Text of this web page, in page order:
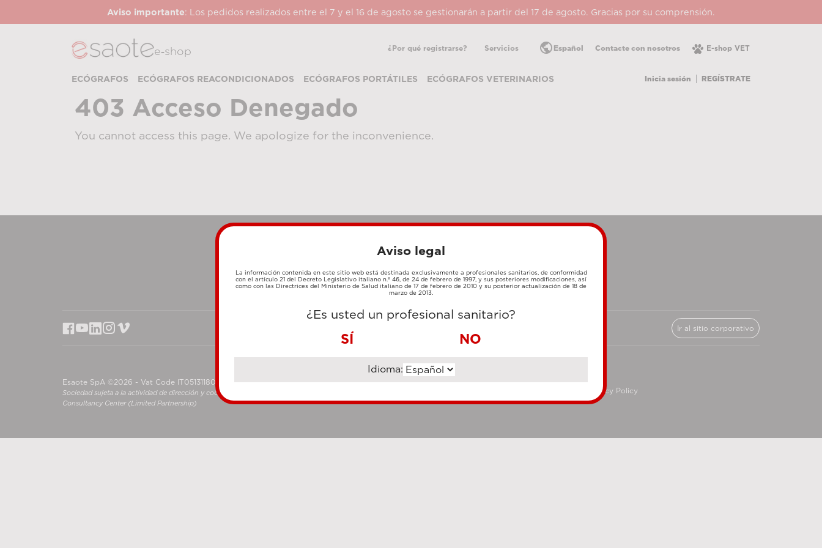
Aviso importante: Los pedidos realizados entre el 7 y el 16 de agosto se gestionarán a partir del 17 de agosto. Gracias por su comprensión.
e‑shop ¿Por qué registrarse? Servicios E-shop VET
Contacte con nosotros
public Español
ECÓGRAFOS ECÓGRAFOS REACONDICIONADOS ECÓGRAFOS PORTÁTILES ECÓGRAFOS VETERINARIOS Inicia sesión REGÍSTRATE
403 Acceso Denegado
You cannot access this page. We apologize for the inconvenience.
TARJETA
DE
TRANSFERENCIA
BANCARIA
Ir al sitio corporativo
Esaote SpA ©2026 - Vat Code IT05131180969
Sociedad sujeta a la actividad de dirección y coordinación de Shanghai Luzi Enterprise Management
Consultancy Center (Limited Partnership)
Privacy Policy
Aviso legal
La información contenida en este sitio web está destinada exclusivamente a profesionales sanitarios, de conformidad
con el artículo 21 del Decreto Legislativo italiano n.º 46, de 24 de febrero de 1997, y sus posteriores modificaciones, así
como con las Directrices del Ministerio de Salud italiano de 17 de febrero de 2010 y su posterior actualización de 18 de
marzo de 2013.
¿Es usted un profesional sanitario?
SÍ NO
Idioma: